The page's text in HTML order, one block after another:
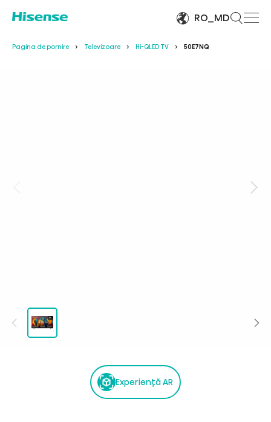
RO_MD
Pagina de pornire Televizoare Hi-QLED TV 50E7NQ
Experiență AR